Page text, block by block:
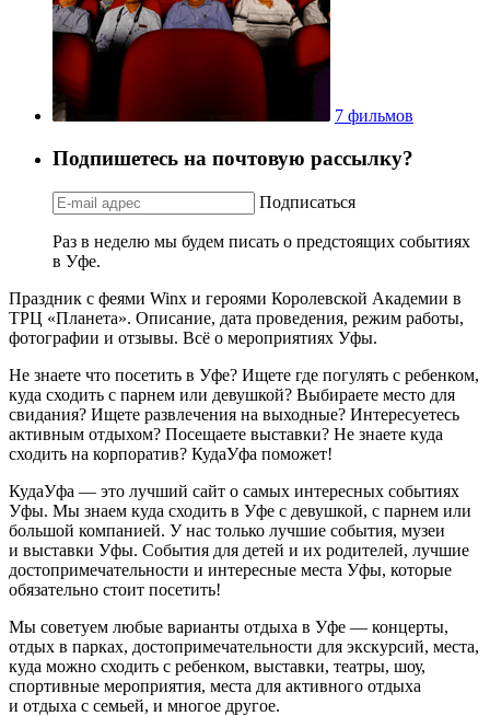
7 фильмов
Подпишетесь на почтовую рассылку?
Подписаться
Раз в неделю мы будем писать о предстоящих событиях
в Уфе.
Праздник с феями Winx и героями Королевской Академии в
ТРЦ «Планета». Описание, дата проведения, режим работы,
фотографии и отзывы. Всё о мероприятиях Уфы.
Не знаете что посетить в Уфе? Ищете где погулять с ребенком,
куда сходить с парнем или девушкой? Выбираете место для
свидания? Ищете развлечения на выходные? Интересуетесь
активным отдыхом? Посещаете выставки? Не знаете куда
сходить на корпоратив? КудаУфа поможет!
КудаУфа — это лучший сайт о самых интересных событиях
Уфы. Мы знаем куда сходить в Уфе с девушкой, с парнем или
большой компанией. У нас только лучшие события, музеи
и выставки Уфы. События для детей и их родителей, лучшие
достопримечательности и интересные места Уфы, которые
обязательно стоит посетить!
Мы советуем любые варианты отдыха в Уфе — концерты,
отдых в парках, достопримечательности для экскурсий, места,
куда можно сходить с ребенком, выставки, театры, шоу,
спортивные мероприятия, места для активного отдыха
и отдыха с семьей, и многое другое.